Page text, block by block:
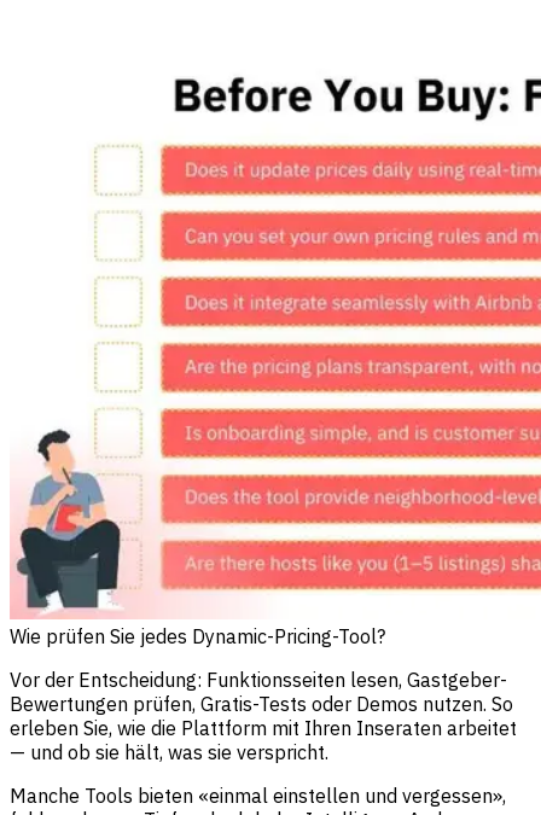
Wie prüfen Sie jedes Dynamic-Pricing-Tool?
Vor der Entscheidung: Funktionsseiten lesen, Gastgeber-
Bewertungen prüfen, Gratis-Tests oder Demos nutzen. So
erleben Sie, wie die Plattform mit Ihren Inseraten arbeitet
— und ob sie hält, was sie verspricht.
Manche Tools bieten «einmal einstellen und vergessen»,